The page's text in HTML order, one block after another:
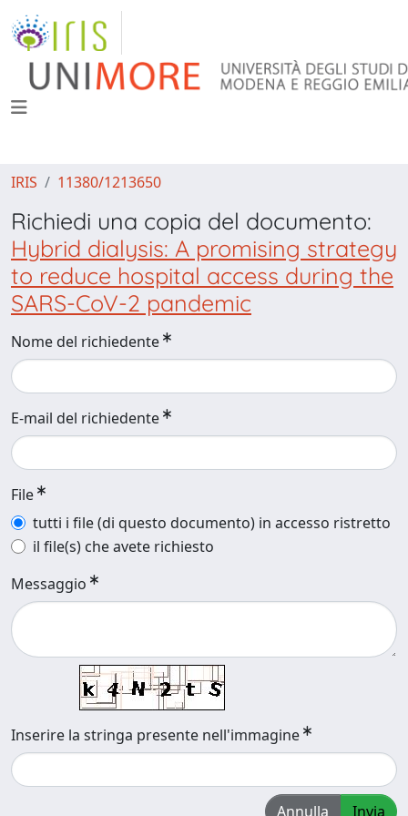
IRIS 11380/1213650
Richiedi una copia del documento:
Hybrid dialysis: A promising strategy
to reduce hospital access during the
SARS-CoV-2 pandemic
Nome del richiedente
E-mail del richiedente
File
tutti i file (di questo documento) in accesso ristretto
il file(s) che avete richiesto
Messaggio
Inserire la stringa presente nell'immagine
Annulla Invia